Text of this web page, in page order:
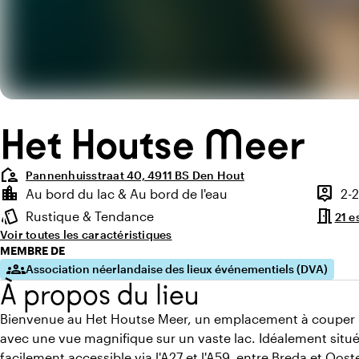
Het Houtse Meer
location_away
Pannenhuisstraat 40, 4911 BS Den Hout
Points forts
location_city
Environnement
Au bord du lac & Au bord de l'eau person_pin 2-
style
Ambiance
Rustique & Tendance meeting_room 21
Voir toutes les caractéristiques
MEMBRE DE
groupsAssociation néerlandaise des lieux événementiels (DVA)
À propos du lieu
Bienvenue au Het Houtse Meer, un emplacement à
avec une vue magnifique sur un vaste lac. Idéalement